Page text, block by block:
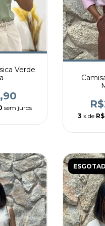
Verde
sem juros
3 x de